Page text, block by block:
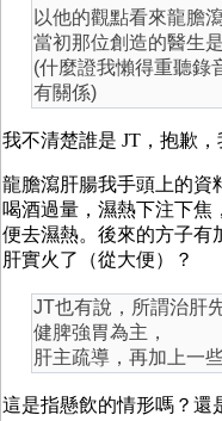
以他的觀點看來龍膽
當初那位創造的醫生
(什麼證我懶得重聽錄
有關係)
我不清楚誰是 JT，抱歉
龍膽瀉肝腸我手頭上的資
喝酒過量，濕熱下注下焦
便去濕熱。後來的方子有
肝實火了（從大便）？
JT也有說，所謂治肝
健脾強胃為主，
肝主疏導，再加上一
這是指懸飲的情形嗎？還